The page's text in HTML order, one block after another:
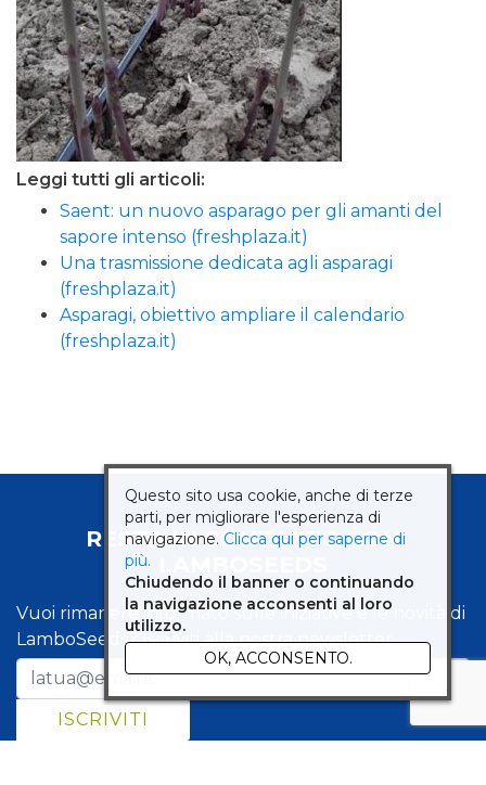
Leggi tutti gli articoli:
Saent: un nuovo asparago per gli amanti del
sapore intenso (freshplaza.it)
Una trasmissione dedicata agli asparagi
(freshplaza.it)
Asparagi, obiettivo ampliare il calendario
(freshplaza.it)
RESTA IN CONTATTO CON
Vuoi rimanere informato sulle iniziative e le novità di
LamboSeeds? Iscriviti alla nostra newsletter.
Questo sito usa cookie, anche di terze
parti, per migliorare l'esperienza di
navigazione. Clicca qui per saperne di
più.
Chiudendo il banner o continuando
la navigazione acconsenti al loro
utilizzo.
OK, ACCONSENTO.